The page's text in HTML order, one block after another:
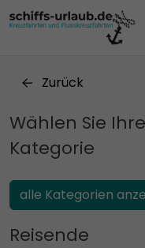
Zurück
Wählen Sie
Kategorie
alle Kategorien
Reisende